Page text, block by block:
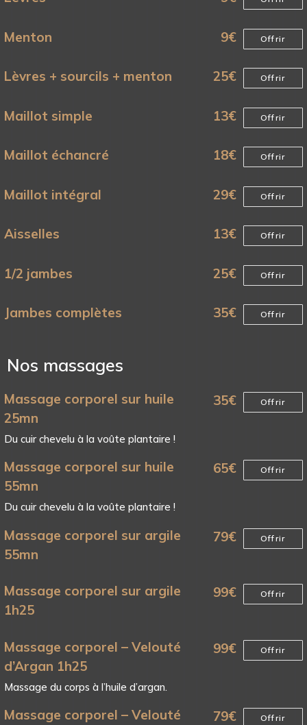
Menton 9€ Offrir
Lèvres + sourcils + menton 25€ Offrir
Maillot simple 13€ Offrir
Maillot échancré 18€ Offrir
Maillot intégral 29€ Offrir
Aisselles 13€ Offrir
1/2 jambes 25€ Offrir
Jambes complètes 35€ Offrir
Nos massages
Massage corporel sur huile
25mn
35€ Offrir
Du cuir chevelu à la voûte plantaire !
Massage corporel sur huile
55mn
65€ Offrir
Du cuir chevelu à la voûte plantaire !
Massage corporel sur argile
55mn
79€ Offrir
Massage corporel sur argile
1h25
99€ Offrir
Massage corporel – Velouté
d’Argan 1h25
99€ Offrir
Massage du corps à l’huile d’argan.
Massage corporel – Velouté
79€ Offrir